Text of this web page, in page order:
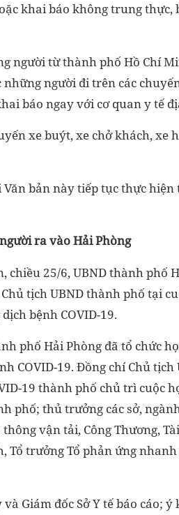
khai báo không trung thực,
người từ thành phố Hồ Chí
những người đi trên các
báo ngay với cơ quan y tế
xe buýt, xe chở khách, xe
Văn bản này tiếp tục thực
ra vào Hải Phòng
chiều 25/6, UBND thành phố
tịch UBND thành phố tại
bệnh COVID-19.
phố Hải Phòng đã tổ chức
COVID-19. Đồng chí Chủ
19 thành phố chủ trì cuộc
phố; thủ trưởng các sở,
vận tải, Công Thương,
Tổ trưởng Tổ phản ứng
Giám đốc Sở Y tế báo cáo;